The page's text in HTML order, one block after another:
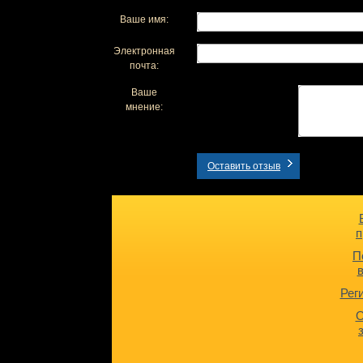
Ваше имя:
Электронная
почта:
Ваше
мнение:
Оставить отзыв